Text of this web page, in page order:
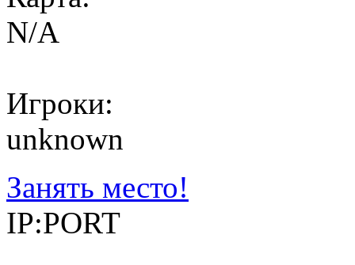
N/A
Игроки:
unknown
Занять место!
IP:PORT